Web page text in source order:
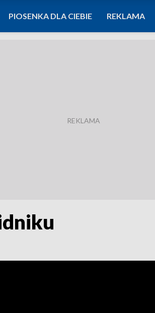
PIOSENKA DLA CIEBIE REKLAMA